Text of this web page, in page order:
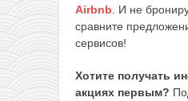
Airbnb . И не
сравните
сервисов!
Хотите получать
акциях первым?